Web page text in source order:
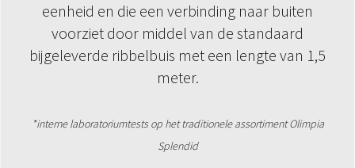
eenheid en die een verbinding naar buiten
voorziet door middel van de standaard
bijgeleverde ribbelbuis met een lengte van 1,5
meter.
*interne laboratoriumtests op het traditionele assortiment Olimpia
Splendid